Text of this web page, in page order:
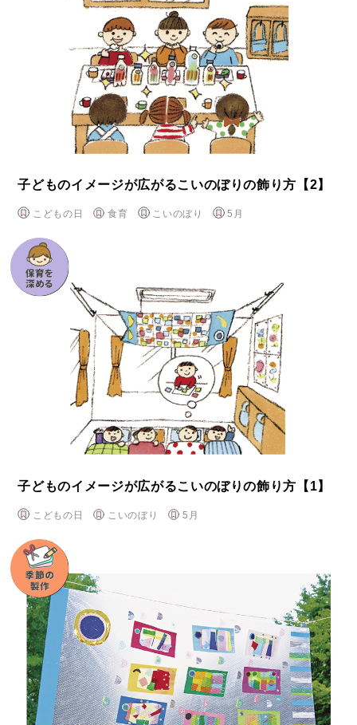
子どものイメージが広がるこいのぼりの飾り方【2】
こどもの日 食育 こいのぼり 5月
子どものイメージが広がるこいのぼりの飾り方【1】
こどもの日 こいのぼり 5月